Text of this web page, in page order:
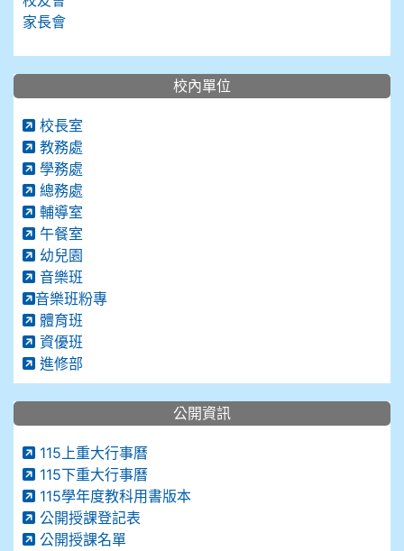
家長會
校內單位
校長室
教務處
學務處
總務處
輔導室
午餐室
幼兒園
音樂班
音樂班粉專
體育班
資優班
進修部
公開資訊
115上重大行事曆
115下重大行事曆
115學年度教科用書版本
公開授課登記表
公開授課名單